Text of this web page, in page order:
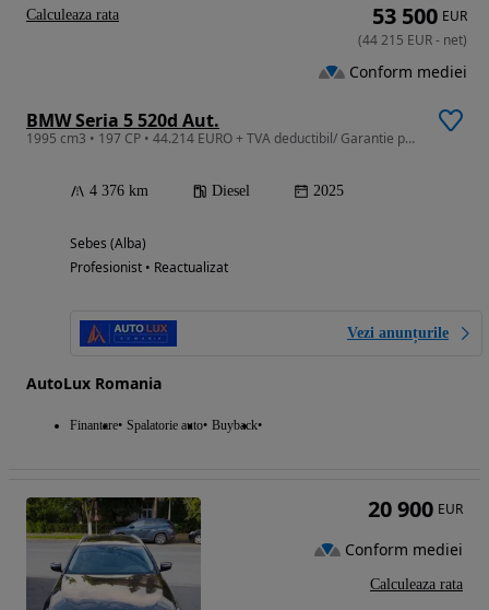
BMW Seria 5 520d Aut.
1995 cm3 • 197 CP • 44.214 EURO + TVA deductibil/ Garantie pana la 3 Ani/ Istoric Service
4 376 km Diesel 2025
Sebes (Alba)
Profesionist • Reactualizat
Vezi anunțurile
AutoLux Romania
Finantare Spalatorie auto Buyback
53 500 EUR
(44 215 EUR- net)
Conform mediei
Calculeaza rata
20 900 EUR
Conform mediei
Calculeaza rata